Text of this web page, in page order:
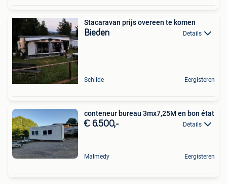
Stacaravan prijs overeen te komen
Bieden Details
Schilde Eergisteren
conteneur bureau 3mx7,25M en bon état
€ 6.500,- Details
Malmedy Eergisteren